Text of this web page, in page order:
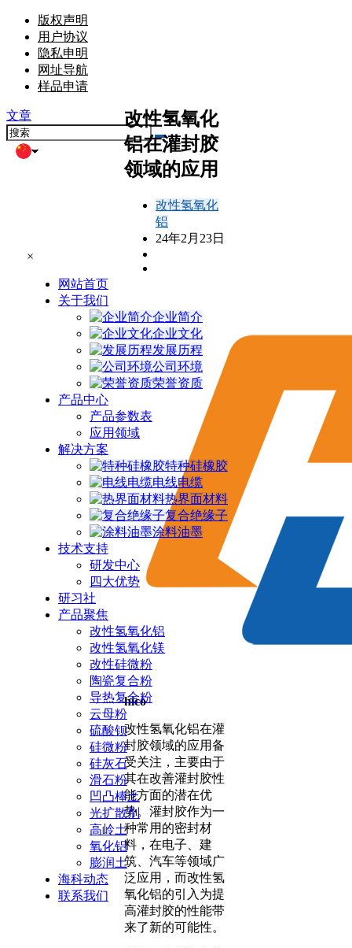
版权声明
用户协议
隐私申明
网址导航
样品申请
文章
×
网站首页
关于我们
企业简介
企业文化
发展历程
公司环境
荣誉资质
产品中心
产品参数表
应用领域
解决方案
特种硅橡胶
电线电缆
热界面材料
复合绝缘子
涂料油墨
技术支持
研发中心
四大优势
研习社
产品聚焦
改性氢氧化铝
改性氢氧化镁
改性硅微粉
陶瓷复合粉
导热复合粉
云母粉
硫酸钡
硅微粉
硅灰石
滑石粉
凹凸棒土
光扩散剂
高岭土
氧化铝
膨润土
海科动态
联系我们
改性氢氧化
铝在灌封胶
领域的应用
改性氢氧化
铝
24年2月23日
hico
改性氢氧化铝在灌
封胶领域的应用备
受关注，主要由于
其在改善灌封胶性
能方面的潜在优
势。灌封胶作为一
种常用的密封材
料，在电子、建
筑、汽车等领域广
泛应用，而改性氢
氧化铝的引入为提
高灌封胶的性能带
来了新的可能性。